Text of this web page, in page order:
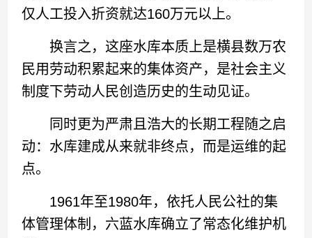
仅人工投入折资就达160万元以上。
换言之，这座水库本质上是横县数万农
民用劳动积累起来的集体资产，是社会主义
制度下劳动人民创造历史的生动见证。
同时更为严肃且浩大的长期工程随之启
动：水库建成从来就非终点，而是运维的起
点。
1961年至1980年，依托人民公社的集
体管理体制，六蓝水库确立了常态化维护机